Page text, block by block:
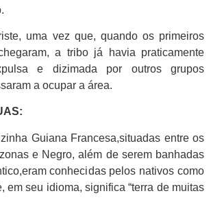
uma vez que, quando os primeiros
a tribo já havia praticamente
e dizimada por outros grupos
a ocupar a área.
Guiana Francesa,situadas entre os
e Negro, além de serem banhadas
conhecidas pelos nativos como
em seu idioma, significa “terra de muitas